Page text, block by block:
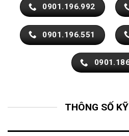
0901.196.992
0901.196.551
THÔNG SỐ